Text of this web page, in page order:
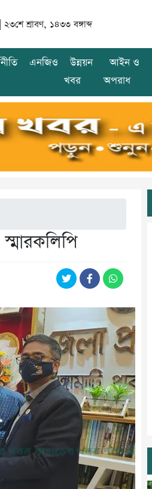
২৩শে শ্রাবণ, ১৪৩৩ বঙ্গাব্দ
এনজিও
উন্নয়ন
খবর
আইন ও
অপরাধ
স্মারকলিপি